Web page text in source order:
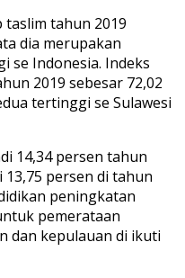
tahun 2019
dia merupakan
se Indonesia. Indeks
2019 sebesar 72,02
tertinggi se Sulawesi
14,34 persen tahun
persen di tahun
peningkatan
pemerataan
dan kepulauan di ikuti